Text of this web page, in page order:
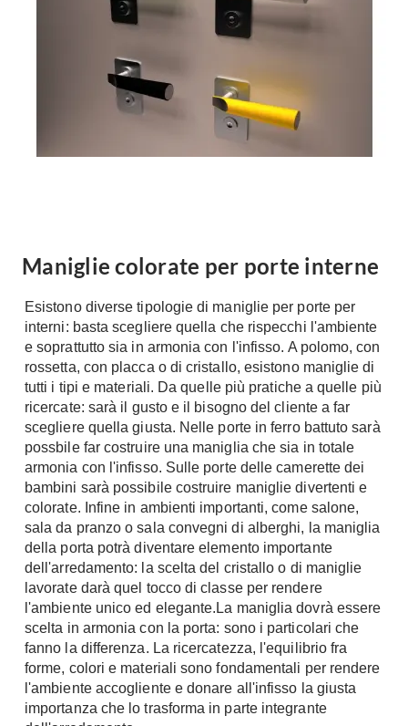
Asciugatrici
Elettrodomestici
Casalinghi
Bicchieri
Mobili Soggiorno
Vetrine
Pareti Attrezzate
Porta Tv
Contatti
Divani
Divani moderni
Divani classici
Poltrone
Poltroncine
Divanoletto
Chaise Longue
Divani Angolo
Divani in Pelle
Complementi
Riscaldamento
Radiatori
Caldaie
Climatizzatori
Deumidificatori
Chiller
Pompe di calore
Ecologia
Geotermia
Case in Legno
Case Prefabbricate
Fotovoltaico
Riciclo
Energie Rinnovabili
Bioedilizia
Teleriscaldamento
Cura della casa
Pulizia
Detergenti
Maniglie colorate per porte interne
Esistono diverse tipologie di maniglie per porte per
interni: basta scegliere quella che rispecchi l'ambiente
e soprattutto sia in armonia con l'infisso. A polomo, con
rossetta, con placca o di cristallo, esistono maniglie di
tutti i tipi e materiali. Da quelle più pratiche a quelle più
ricercate: sarà il gusto e il bisogno del cliente a far
scegliere quella giusta. Nelle porte in ferro battuto sarà
possbile far costruire una maniglia che sia in totale
armonia con l'infisso. Sulle porte delle camerette dei
bambini sarà possibile costruire maniglie divertenti e
colorate. Infine in ambienti importanti, come salone,
sala da pranzo o sala convegni di alberghi, la maniglia
della porta potrà diventare elemento importante
dell'arredamento: la scelta del cristallo o di maniglie
lavorate darà quel tocco di classe per rendere
l'ambiente unico ed elegante.La maniglia dovrà essere
scelta in armonia con la porta: sono i particolari che
fanno la differenza. La ricercatezza, l'equilibrio fra
forme, colori e materiali sono fondamentali per rendere
l'ambiente accogliente e donare all'infisso la giusta
importanza che lo trasforma in parte integrante